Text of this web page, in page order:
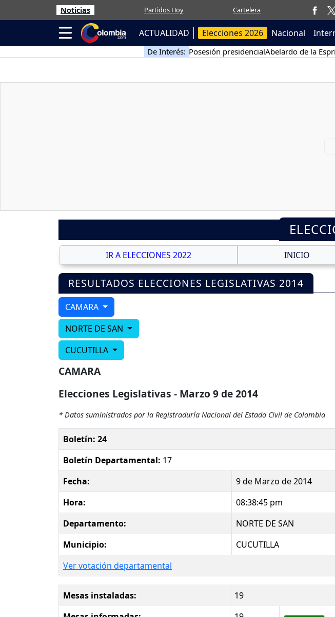
Noticias Partidos Hoy Cartelera
ACTUALIDAD Elecciones 2026 Nacional
De Interés: Posesión presidencialAbelardo de la
IR A ELECCIONES 2022 INICIO
RESULTADOS ELECCIONES LEGISLATIVAS 2014
CAMARA
NORTE DE SAN
CUCUTILLA
CAMARA
Elecciones Legislativas - Marzo 9 de 2014
* Datos suministrados por la Registraduría Nacional del Estado Civil de Colombia
Boletín: 24
Boletín Departamental: 17
Fecha:
9 de Marzo de 2014
Hora:
08:38:45 pm
Departamento:
NORTE DE SAN
Municipio:
CUCUTILLA
Ver votación departamental
Mesas instaladas:
19